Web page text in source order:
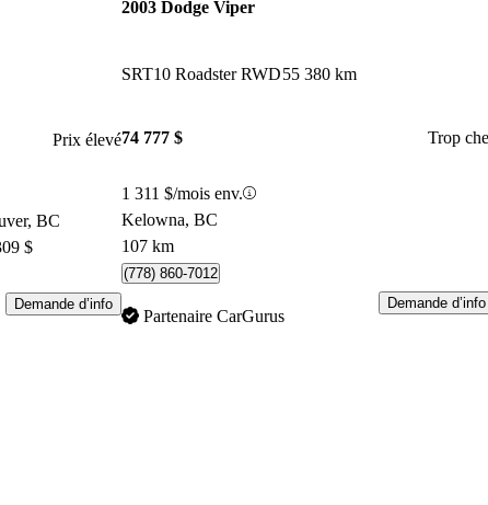
Prix élevé
BC
$
Demande d’info
2003 Dodge Viper
SRT10 Roadster RWD55 380 km
74 777 $ Trop
1 311 $/mois env.
Kelowna, BC
107 km
(778) 860-7012
Partenaire CarGurus
Demande d’info